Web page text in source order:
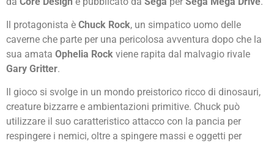
Il protagonista è Chuck Rock, un simpatico uomo delle
caverne che parte per una pericolosa avventura dopo che la
sua amata Ophelia Rock viene rapita dal malvagio rivale
Gary Gritter.
Il gioco si svolge in un mondo preistorico ricco di dinosauri,
creature bizzarre e ambientazioni primitive. Chuck può
utilizzare il suo caratteristico attacco con la pancia per
respingere i nemici, oltre a spingere massi e oggetti per